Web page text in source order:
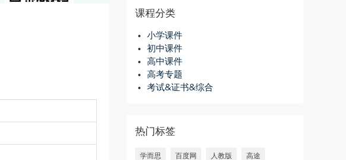
课程分类
小学课件
初中课件
高中课件
高考专题
考试&证书&综合
热门标签
学而思 百度网 人教版 高途